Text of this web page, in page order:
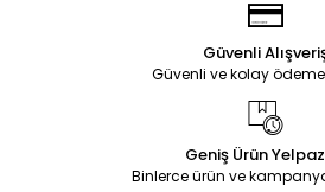
Güvenli
Güvenli ve kolay
Geniş Ürün
Binlerce ürün ve